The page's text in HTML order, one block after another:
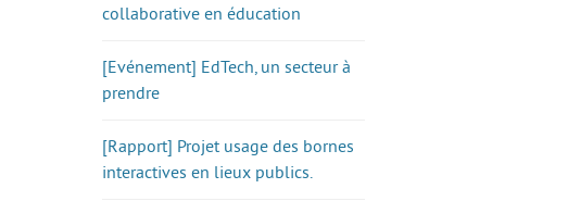
collaborative en éducation
[Evénement] EdTech, un secteur à
prendre
[Rapport] Projet usage des bornes
interactives en lieux publics.